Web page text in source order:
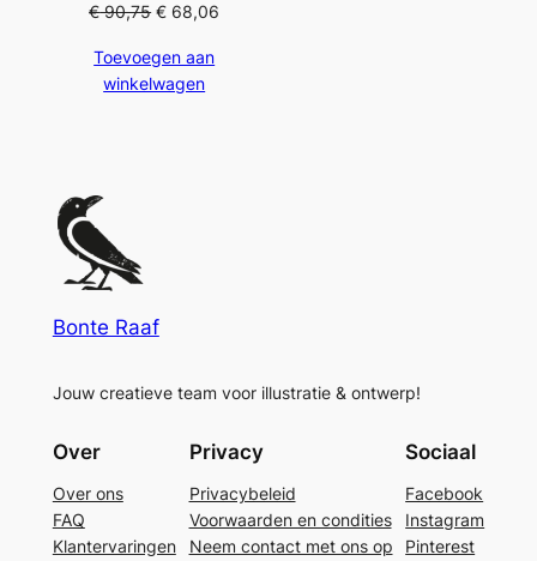
€90,75 € 68,06
Toevoegen aan
winkelwagen
Bonte Raaf
Jouw creatieve team voor illustratie & ontwerp!
Over
Over ons
FAQ
Klantervaringen
Privacy
Privacybeleid
Voorwaarden en condities
Neem contact met ons op
Sociaal
Facebook
Instagram
Pinterest